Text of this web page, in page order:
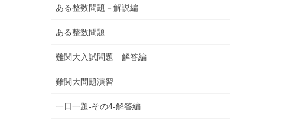
ある整数問題－解説編
ある整数問題
難関大入試問題 解答編
難関大問題演習
一日一題-その4-解答編